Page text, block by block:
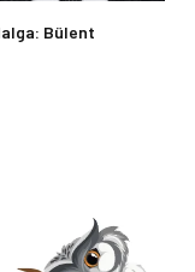
Bülent